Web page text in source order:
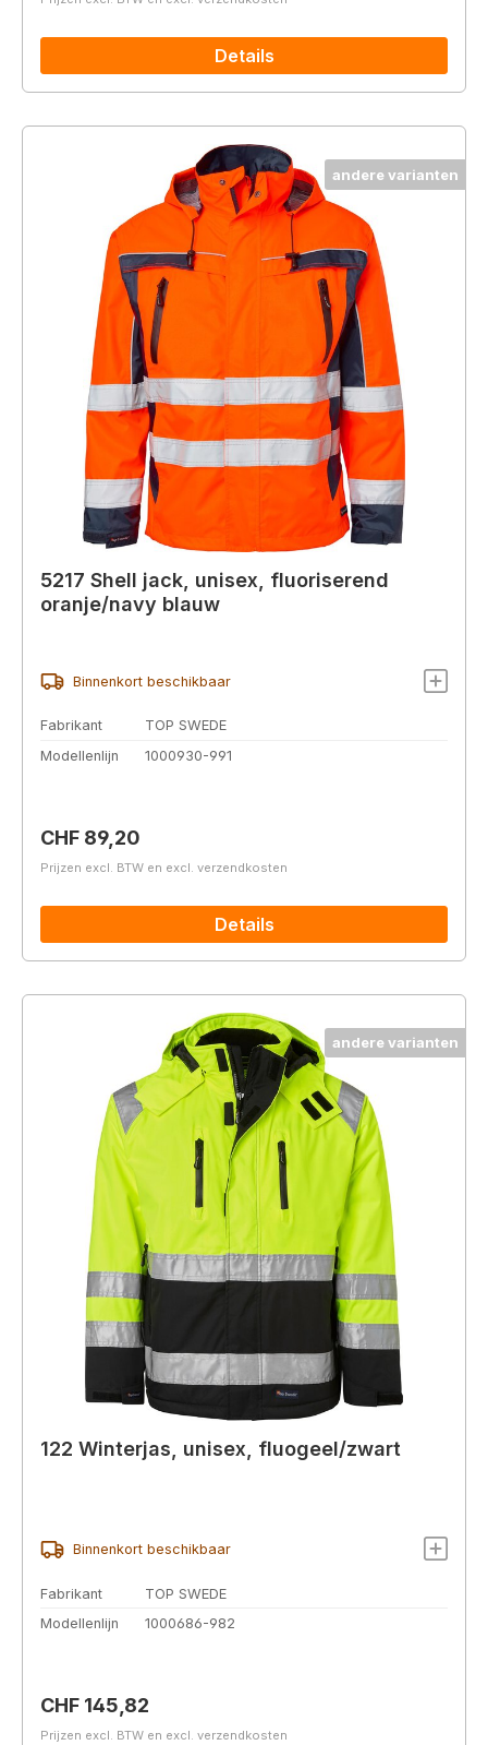
Details
andere varianten
5217 Shell jack, unisex, fluoriserend
oranje/navy blauw
Binnenkort beschikbaar
Fabrikant
TOP SWEDE
Modellenlijn
1000930-991
Normale prijs:
CHF 89,20
Prijzen excl. BTW en excl. verzendkosten
Details
andere varianten
122 Winterjas, unisex, fluogeel/zwart
Binnenkort beschikbaar
Fabrikant
TOP SWEDE
Modellenlijn
1000686-982
Normale prijs:
CHF 145,82
Prijzen excl. BTW en excl. verzendkosten